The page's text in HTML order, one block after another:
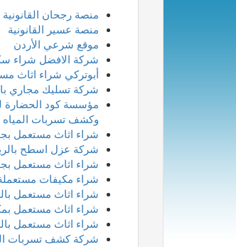
منصة رجحان القانونية
منصة عسير القانونية
موقع شرعي الأردن
شركة الافضل شراء
أبوتركي شراء اثاث
شركة تسليك مجاري
مؤسسة كود الحضارة
وكشف تسربات المياه
شراء اثاث مستعمل
شركة عزل اسطح
شراء اثاث مستعمل
شراء مكيفات
شراء اثاث مستعمل
شراء اثاث مستعمل
شراء اثاث مستعمل
شركة كشف تسربات